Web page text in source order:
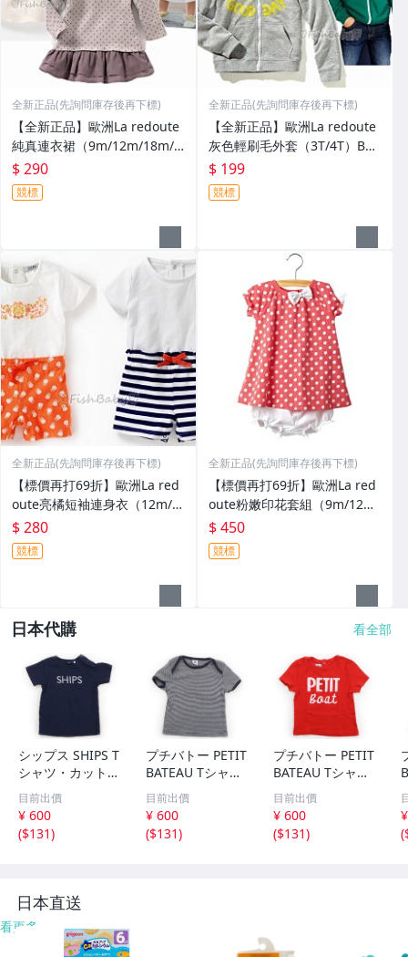
全新正品(先詢問庫存後再下標)
【全新正品】歐洲La redoute
純真連衣裙（9m/12m/18m/2
4m）NEXT/1/2/Polo/TCP/Bod
en
$ 290
競標
全新正品(先詢問庫存後再下標)
【全新正品】歐洲La redoute
灰色輕刷毛外套（3T/4T）Bod
en/Carter/Oldnavy/Crazy8/
$ 199
競標
全新正品(先詢問庫存後再下標)
【標價再打69折】歐洲La red
oute亮橘短袖連身衣（12m/1
8m）NEXT/1/2/Polo/TCP/Bod
en/
$ 280
競標
全新正品(先詢問庫存後再下標)
【標價再打69折】歐洲La red
oute粉嫩印花套組（9m/12m/
18m）Zara/Gap/H&M/Oshko
sh
$ 450
競標
日本代購 看全部
シップス SHIPS T
シャツ・カットソ
ー 90サイズ 女の
子 子供服 ベビー
服 キッズ
目前出價
¥ 600
($131)
プチバトー PETIT
BATEAU Tシャ
ツ・カットソー 9
5サイズ 男の子
子供服 ベビー服
キッズ
目前出價
¥ 600
($131)
プチバトー PETIT
BATEAU Tシャ
ツ・カットソー 8
0サイズ 男の子
子供服 ベビー服
キッズ
目前出價
¥ 600
($131)
(
日本直送
看更多